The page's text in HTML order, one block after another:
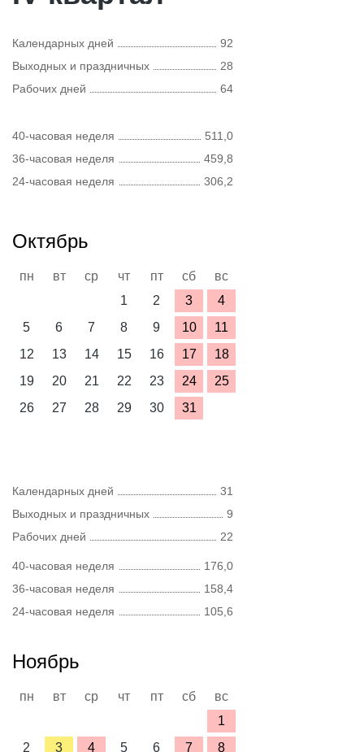
Календарных дней
92
Выходных и праздничных
28
Рабочих дней
64
40-часовая неделя
511,0
36-часовая неделя
459,8
24-часовая неделя
306,2
Октябрь
пн вт ср чт пт сб
вс
1
2 3
4
5
6 7 8 9 10
11
12
13 14 15 16 17
18
19
20 21 22 23 24
25
26
27 28 29 30 31
Календарных дней
31
Выходных и праздничных
9
Рабочих дней
22
40-часовая неделя
176,0
36-часовая неделя
158,4
24-часовая неделя
105,6
Ноябрь
пн вт ср чт пт сб
вс
1
2
3 4 5 6 7 8